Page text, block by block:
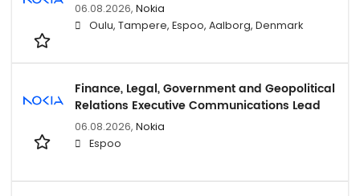
06.08.2026, Nokia
Oulu, Tampere, Espoo, Aalborg, Denmark
Finance, Legal, Government and Geopolitical
Relations Executive Communications Lead
06.08.2026, Nokia
Espoo